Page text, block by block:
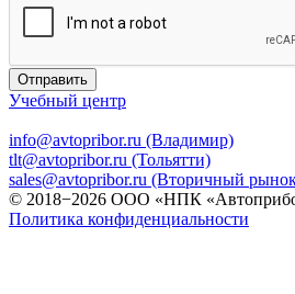
Отправить
Учебный центр
info@avtopribor.ru (Владимир)
tlt@avtopribor.ru (Тольятти)
sales@avtopribor.ru (Вторичный
© 2018−2026 ООО «НПК
Политика конфиденциальности